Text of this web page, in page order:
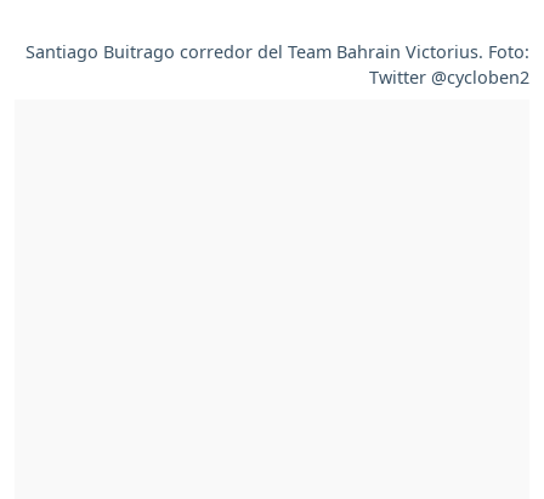
Santiago Buitrago corredor del Team Bahrain Victorius. Foto:
Twitter @cycloben2